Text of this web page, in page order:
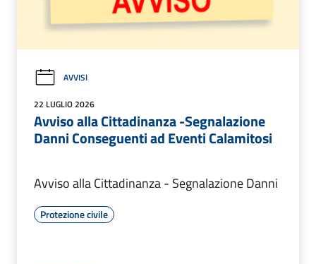
AVVISI
22 LUGLIO 2026
Avviso alla Cittadinanza -Segnalazione
Danni Conseguenti ad Eventi Calamitosi
Avviso alla Cittadinanza - Segnalazione Danni
Protezione civile